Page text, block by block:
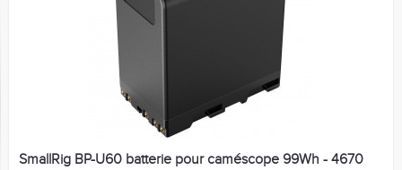
SmallRig BP-U60 batterie pour caméscope 99Wh - 4670